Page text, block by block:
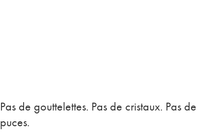
Pas de gouttelettes. Pas de cristaux. Pas de
puces.